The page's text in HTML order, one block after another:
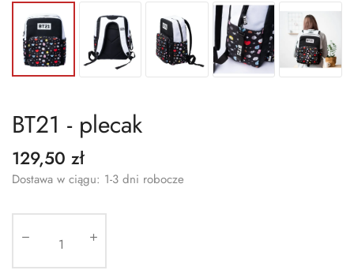
BT21 - plecak
129,50 zł
Dostawa w ciągu: 1-3 dni robocze